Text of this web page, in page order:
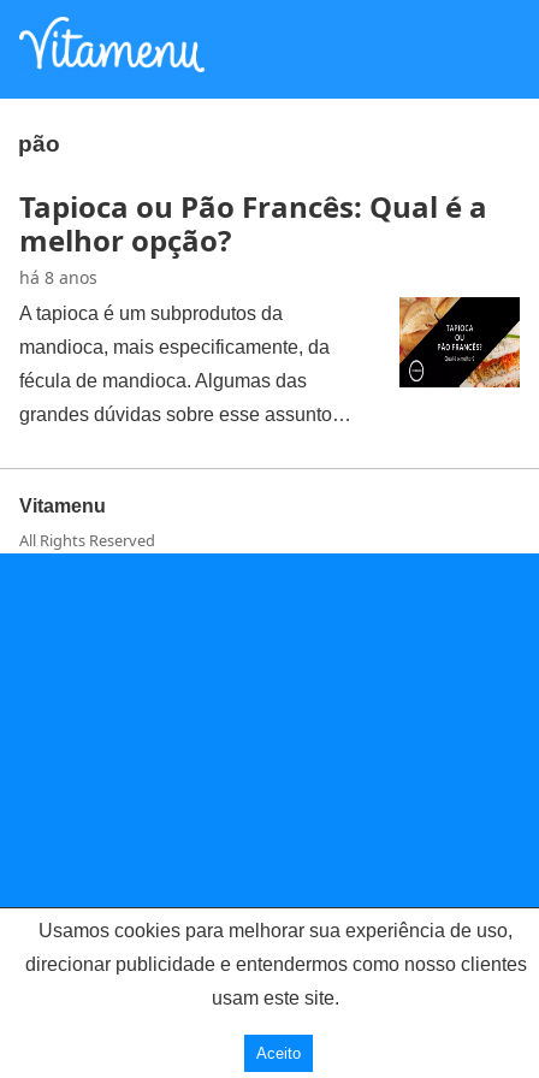
pão
Tapioca ou Pão Francês: Qual é a
melhor opção?
há 8 anos
A tapioca é um subprodutos da
mandioca, mais especificamente, da
fécula de mandioca. Algumas das
grandes dúvidas sobre esse assunto…
Vitamenu
All Rights Reserved
Usamos cookies para melhorar sua experiência de uso,
direcionar publicidade e entendermos como nosso clientes
usam este site.
Aceito